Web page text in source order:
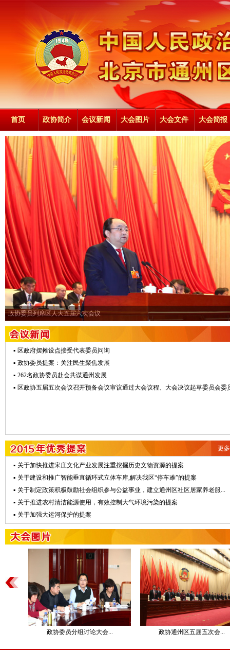
首页 政协简介 会议新闻 大会图片 大会文件 大会简报
政协委员列席区人大五届六次会议
▪ 区政府摆摊设点接受代表委员问询
▪ 政协委员提案：关注民生聚焦发展
▪ 262名政协委员赴会共谋通州发展
▪ 区政协五届五次会议召开预备会议审议通过大会议程、大会决议起草委员会委
更
▪ 关于加快推进宋庄文化产业发展注重挖掘历史文物资源的提案
▪ 关于建设和推广智能垂直循环式立体车库,解决我区“停车难”的提案
▪ 关于制定政策积极鼓励社会组织参与公益事业，建立通州区社区居家养老服...
▪ 关于推进农村清洁能源使用，有效控制大气环境污染的提案
▪ 关于加强大运河保护的提案
政协通州区五届五次会... 政务咨询活动